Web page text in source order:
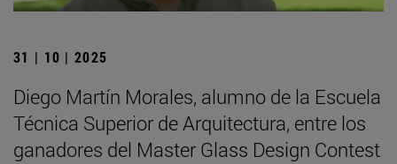
31 | 10 | 2025
Diego Martín Morales, alumno de la Escuela
Técnica Superior de Arquitectura, entre los
ganadores del Master Glass Design Contest